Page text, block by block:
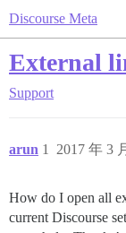
Discourse Meta
External
Support
arun 2017 年 3
1
How do I open all
current Discourse